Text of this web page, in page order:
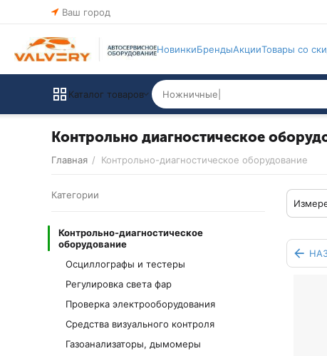
Ваш город
НовинкиБрендыАкцииТовары со
Каталог товаров
Контрольно диагностическое
Главная / Контрольно-диагностическое оборудование
Категории
Контрольно-диагностическое
оборудование
Осциллографы и тестеры
Регулировка света фар
Проверка электрооборудования
Средства визуального контроля
Газоанализаторы, дымомеры